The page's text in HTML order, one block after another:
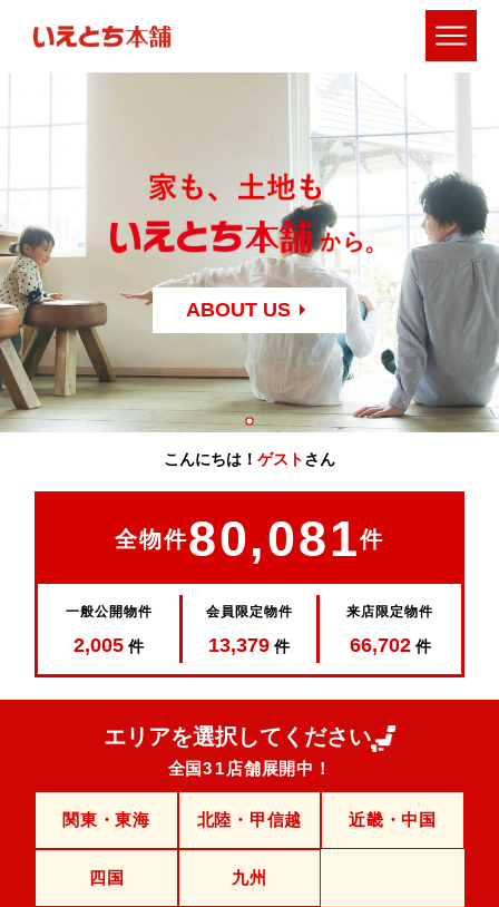
ABOUT US
こんにちは！ ゲストさん
全物件80,081件
一般公開物件
2,005 件
会員限定物件
13,379 件
来店限定物件
66,702 件
エリアを選択してください
全国31 店舗展開中！
関東・東海 北陸・甲信越 近畿・中国
四国 九州